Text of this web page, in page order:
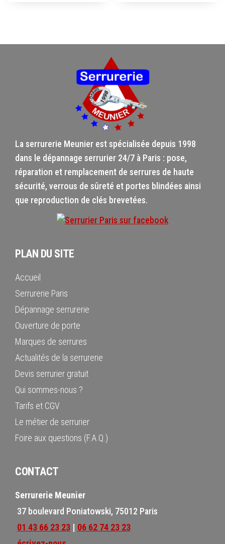
La serrurerie Meunier est spécialisée depuis 1998
dans le dépannage serrurier 24/7 à Paris : pose,
réparation et remplacement de serrures de haute
sécurité, verrous de sûreté et portes blindées ainsi
que reproduction de clés brevetées.
PLAN DU SITE
Accueil
Serrurerie Paris
Dépannage serrurerie
Ouverture de porte
Marques de serrures
Actualités de la serrurerie
Devis serrurier gratuit
Qui sommes-nous ?
Tarifs et CGV
Le métier de serrurier
Foire aux questions (F.A.Q.)
CONTACT
Serrurerie Meunier
37 boulevard Poniatowski, 75012 Paris
01 43 66 23 23 | 06 62 74 23 23